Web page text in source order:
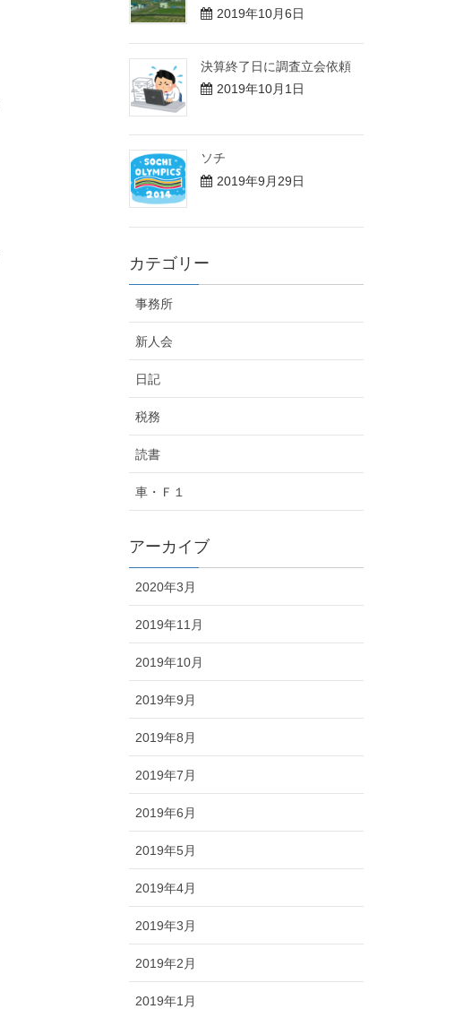
2019年10月6日
決算終了日に調査立会依頼
2019年10月1日
ソチ
2019年9月29日
カテゴリー
事務所
新人会
日記
税務
読書
車・Ｆ１
アーカイブ
2020年3月
2019年11月
2019年10月
2019年9月
2019年8月
2019年7月
2019年6月
2019年5月
2019年4月
2019年3月
2019年2月
2019年1月